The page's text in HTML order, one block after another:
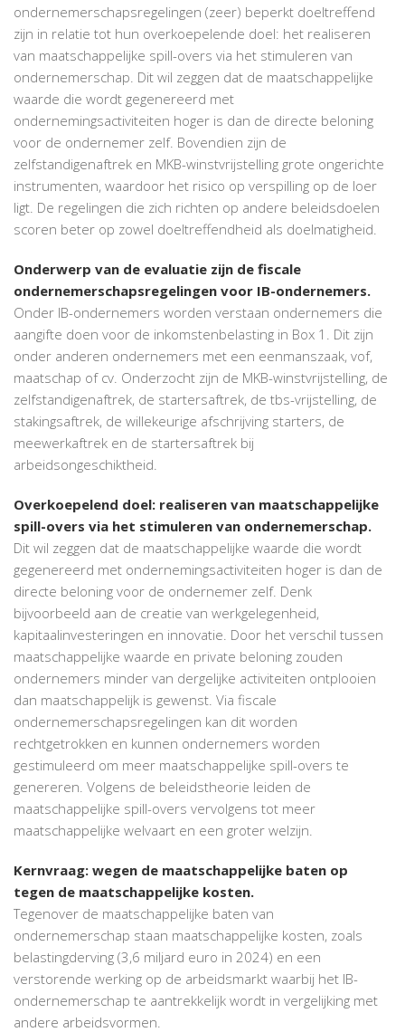
ondernemerschapsregelingen (zeer) beperkt doeltreffend
zijn in relatie tot hun overkoepelende doel: het realiseren
van maatschappelijke spill-overs via het stimuleren van
ondernemerschap. Dit wil zeggen dat de maatschappelijke
waarde die wordt gegenereerd met
ondernemingsactiviteiten hoger is dan de directe beloning
voor de ondernemer zelf. Bovendien zijn de
zelfstandigenaftrek en MKB-winstvrijstelling grote ongerichte
instrumenten, waardoor het risico op verspilling op de loer
ligt. De regelingen die zich richten op andere beleidsdoelen
scoren beter op zowel doeltreffendheid als doelmatigheid.
Onderwerp van de evaluatie zijn de fiscale
ondernemerschapsregelingen voor IB-ondernemers.
Onder IB-ondernemers worden verstaan ondernemers die
aangifte doen voor de inkomstenbelasting in Box 1. Dit zijn
onder anderen ondernemers met een eenmanszaak, vof,
maatschap of cv. Onderzocht zijn de MKB-winstvrijstelling, de
zelfstandigenaftrek, de startersaftrek, de tbs-vrijstelling, de
stakingsaftrek, de willekeurige afschrijving starters, de
meewerkaftrek en de startersaftrek bij
arbeidsongeschiktheid.
Overkoepelend doel: realiseren van maatschappelijke
spill-overs via het stimuleren van ondernemerschap.
Dit wil zeggen dat de maatschappelijke waarde die wordt
gegenereerd met ondernemingsactiviteiten hoger is dan de
directe beloning voor de ondernemer zelf. Denk
bijvoorbeeld aan de creatie van werkgelegenheid,
kapitaalinvesteringen en innovatie. Door het verschil tussen
maatschappelijke waarde en private beloning zouden
ondernemers minder van dergelijke activiteiten ontplooien
dan maatschappelijk is gewenst. Via fiscale
ondernemerschapsregelingen kan dit worden
rechtgetrokken en kunnen ondernemers worden
gestimuleerd om meer maatschappelijke spill-overs te
genereren. Volgens de beleidstheorie leiden de
maatschappelijke spill-overs vervolgens tot meer
maatschappelijke welvaart en een groter welzijn.
Kernvraag: wegen de maatschappelijke baten op
tegen de maatschappelijke kosten.
Tegenover de maatschappelijke baten van
ondernemerschap staan maatschappelijke kosten, zoals
belastingderving (3,6 miljard euro in 2024) en een
verstorende werking op de arbeidsmarkt waarbij het IB-
ondernemerschap te aantrekkelijk wordt in vergelijking met
andere arbeidsvormen.